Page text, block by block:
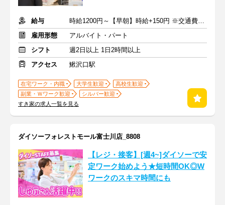
給与
時給1200円～【早朝】時給+150円 ※交通費支給
雇用形態
アルバイト・パート
シフト
週2日以上 1日2時間以上
アクセス
鰍沢口駅
在宅ワーク・内職 大学生歓迎
高校生歓迎
副業・Ｗワーク歓迎
シルバー歓迎
すき家の求人一覧を見る
ダイソーフォレストモール富士川店_8808
【レジ・接客】[週4~]ダイソーで安
定ワーク始めよう★短時間OK◎W
ワークのスキマ時間にも